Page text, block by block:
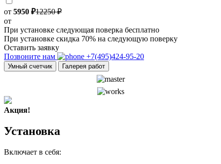
от 5950 ₽12250 ₽
от
При установке следующая поверка бесплатно
При установке скидка 70% на следующую поверку
Оставить заявку
Позвоните нам
+7(495)424-95-20
Умный счетчик Галерея работ
Акция!
Установка
Включает в себя: